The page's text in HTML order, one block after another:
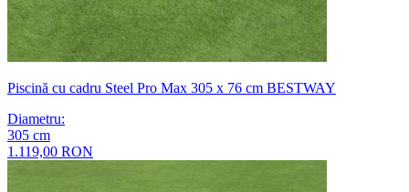
Piscină cu cadru Steel Pro Max 305 x 76 cm BESTWAY
Diametru:
305 cm
1.119,00 RON